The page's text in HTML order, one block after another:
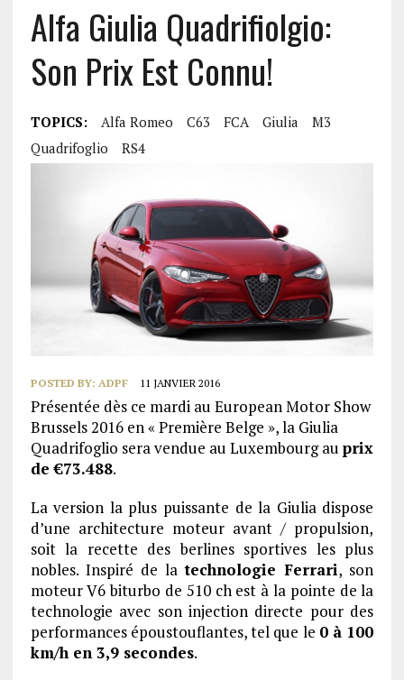
Alfa Giulia Quadrifiolgio:
Son Prix Est Connu!
TOPICS: Alfa Romeo C63 FCA Giulia
M3
Quadrifoglio
RS4
POSTED BY: ADPF 11 JANVIER 2016
Présentée dès ce mardi au European Motor Show
Brussels 2016 en « Première Belge », la Giulia
Quadrifoglio sera vendue au Luxembourg au prix
de €73.488.
La version la plus puissante de la Giulia dispose
d’une architecture moteur avant / propulsion,
soit la recette des berlines sportives les plus
nobles. Inspiré de latechnologie Ferrari, son
moteur V6 biturbo de 510 ch est à la pointe de la
technologie avec son injection directe pour des
performances époustouflantes, tel que le 0 à 100
km/h en 3,9 secondes.